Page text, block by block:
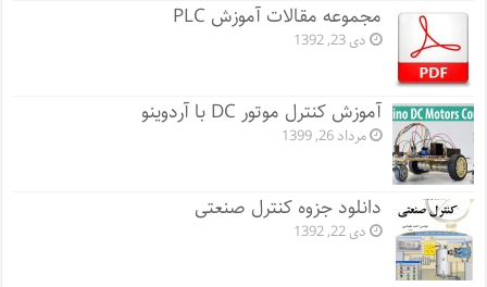
مجموعه مقالات آموزش PLC
دی 23, 1392
آموزش کنترل موتور DC با آردوینو
مرداد 26, 1399
دانلود جزوه کنترل صنعتی
دی 22, 1392